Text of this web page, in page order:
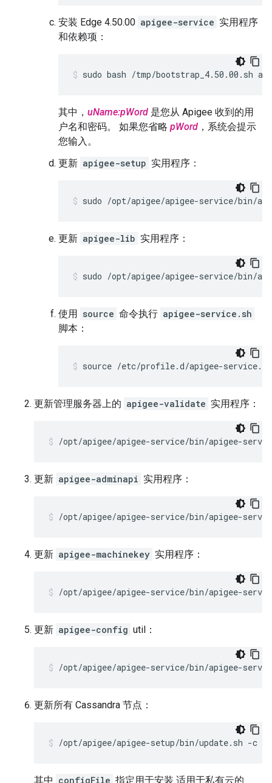
安装 Edge 4.50.00 apigee-service 实用程序
和依赖项：
sudo bash /tmp/bootstrap_4.50.00.sh
其中， uName:pWord 是您从 Apigee 收到的用
户名和密码。 如果您省略 pWord ，系统会提示
您输入。
更新 apigee-setup 实用程序：
sudo /opt/apigee/apigee-service/bin/
更新 apigee-lib 实用程序：
sudo /opt/apigee/apigee-service/bin/
使用 source 命令执行 apigee-service.sh
脚本：
source /etc/profile.d/apigee-service.sh
更新管理服务器上的 apigee-validate 实用程序：
/opt/apigee/apigee-service/bin/apigee-
更新 apigee-adminapi 实用程序：
/opt/apigee/apigee-service/bin/apigee-
更新 apigee-machinekey 实用程序：
/opt/apigee/apigee-service/bin/apigee-
更新 apigee-config util：
/opt/apigee/apigee-service/bin/apigee-
更新所有 Cassandra 节点：
/opt/apigee/apigee-setup/bin/update.sh -c
其中 configFile 指定用于安装 适用于私有云的